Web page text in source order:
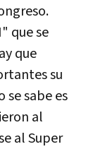
que se
que
su
se sabe es
al
al Super